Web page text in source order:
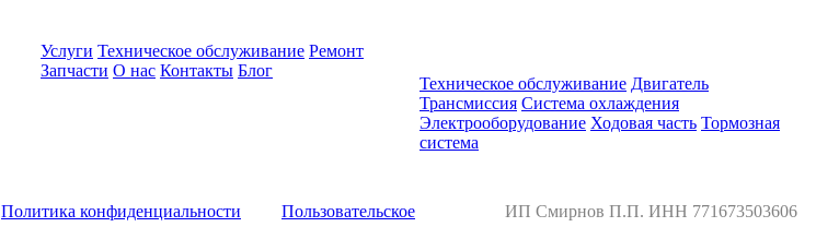
Услуги Техническое обслуживание Ремонт
Запчасти О нас Контакты Блог
Техническое обслуживание Двигатель
Трансмиссия Система охлаждения
Электрооборудование Ходовая часть Тормозная
система
Политика конфиденциальности
Пользовательское
ИП Смирнов П.П. ИНН 771673503606